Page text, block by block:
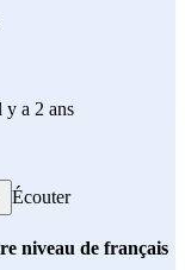
a 2 ans
Écouter
niveau de français